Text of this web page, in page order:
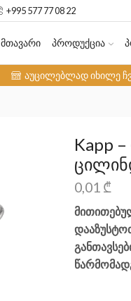
+995 577 77 08 22
ᲛᲗᲐᲕᲐᲠᲘ ᲞᲠᲝᲓᲣᲥᲪᲘᲐ
აუცილებლად იხილე
Kapp
0,01 ₾